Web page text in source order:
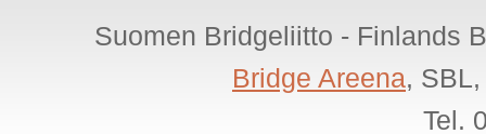
Suomen Bridgeliitto - Finlands
Bridge Areena,
Tel.